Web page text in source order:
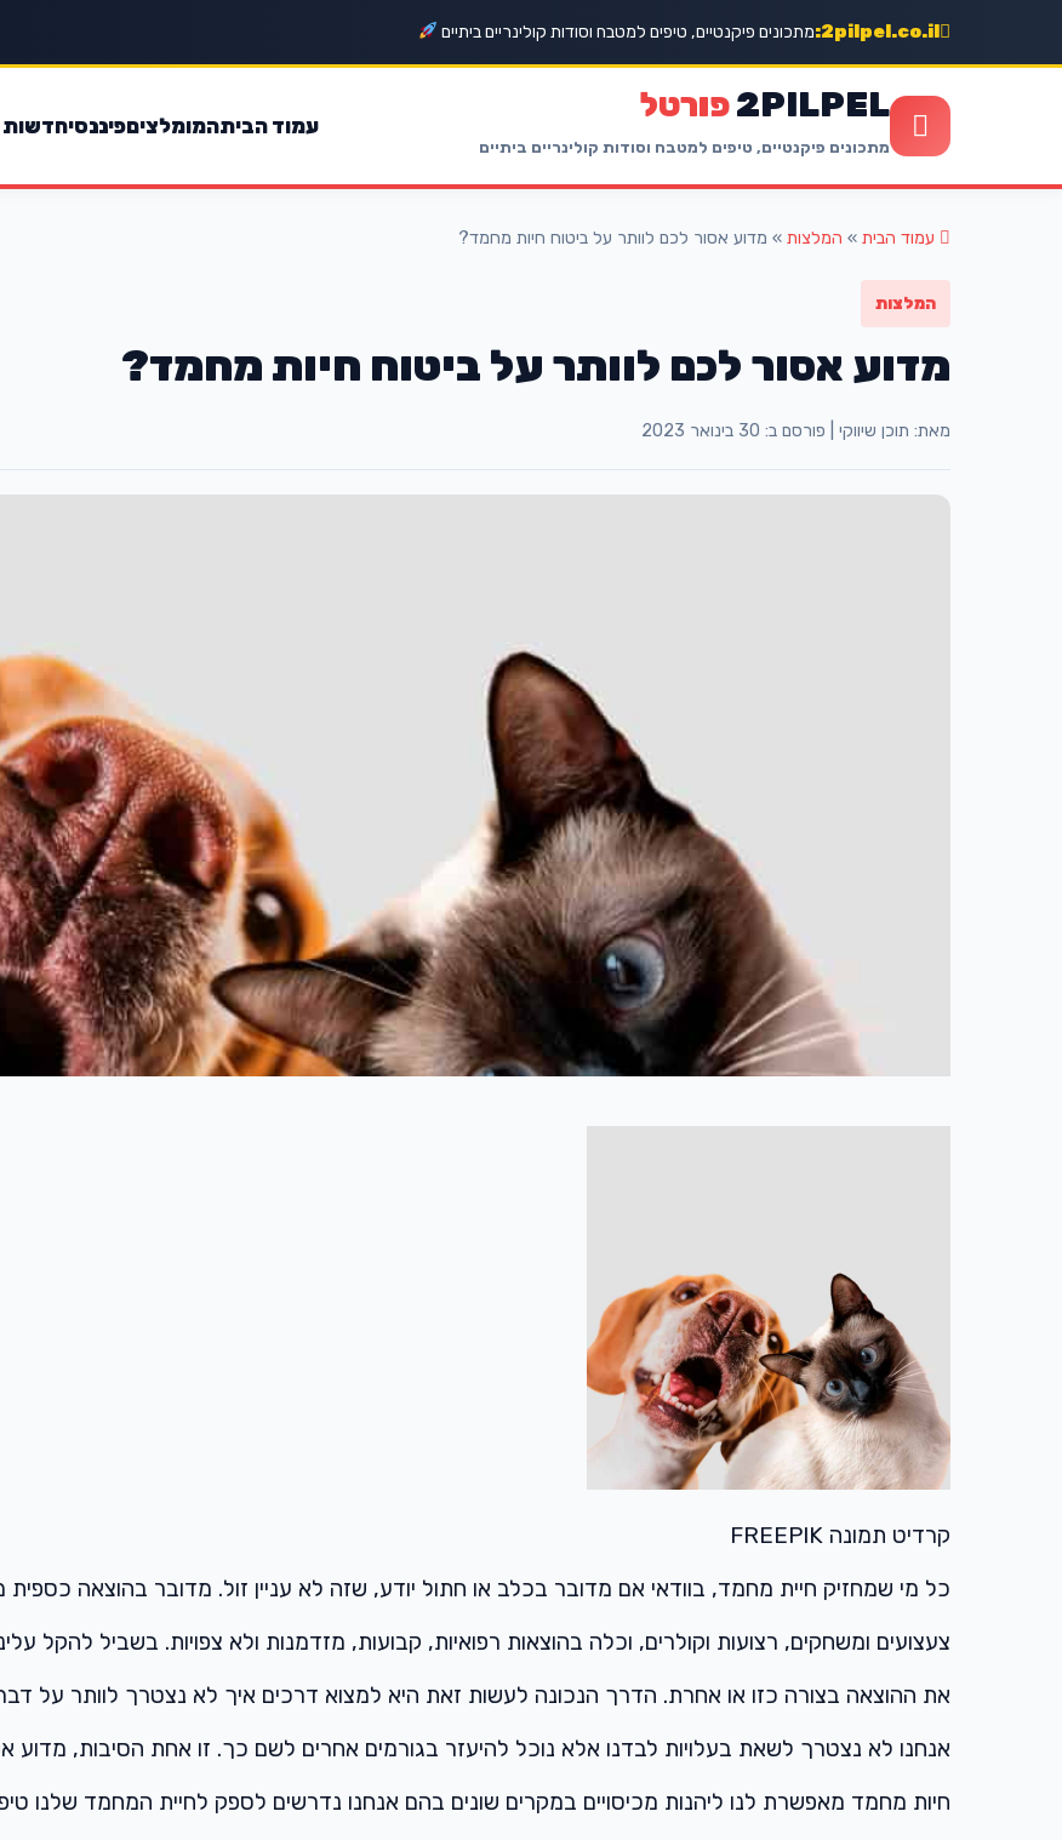
2pilpel.co.il: מתכונים פיקנטיים, טיפים למטבח וסודות קולינריים ביתיים
2PILPELפורטל
מתכונים פיקנטיים, טיפים למטבח וסודות קולינריים ביתיים
עמוד הביתהמומלציםפיננסיחדשות
עמוד הבית » המלצות » מדוע אסור לכם לוותר על ביטוח חיות מחמד?
המלצות
מדוע אסור לכם לוותר על ביטוח חיות מחמד?
מאת: תוכן שיווקי פורסם ב: 30 בינואר 2023
קרדיט תמונה FREEPIK
כל מי שמחזיק חיית מחמד, בוודאי אם מדובר בכלב או חתול יודע, שזה לא עניין זול. מדובר בהוצאה
צעצועים ומשחקים, רצועות וקולרים, וכלה בהוצאות רפואיות, קבועות, מזדמנות ולא צפויות. בשביל להקל
את ההוצאה בצורה כזו או אחרת. הדרך הנכונה לעשות זאת היא למצוא דרכים איך לא נצטרך לוותר על
אנחנו לא נצטרך לשאת בעלויות לבדנו אלא נוכל להיעזר בגורמים אחרים לשם כך. זו אחת הסיבות, מדוע
חיות מחמד מאפשרת לנו ליהנות מכיסויים במקרים שונים בהם אנחנו נדרשים לספק לחיית המחמד שלנו